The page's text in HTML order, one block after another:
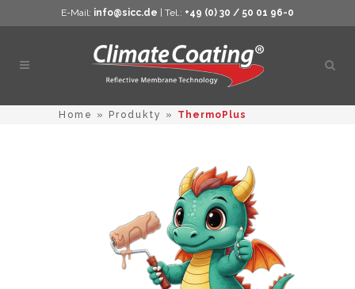
E-Mail: info@sicc.de | Tel.: +49 (0) 30 / 50 01 96-0
Home » Produkty » ThermoPlus